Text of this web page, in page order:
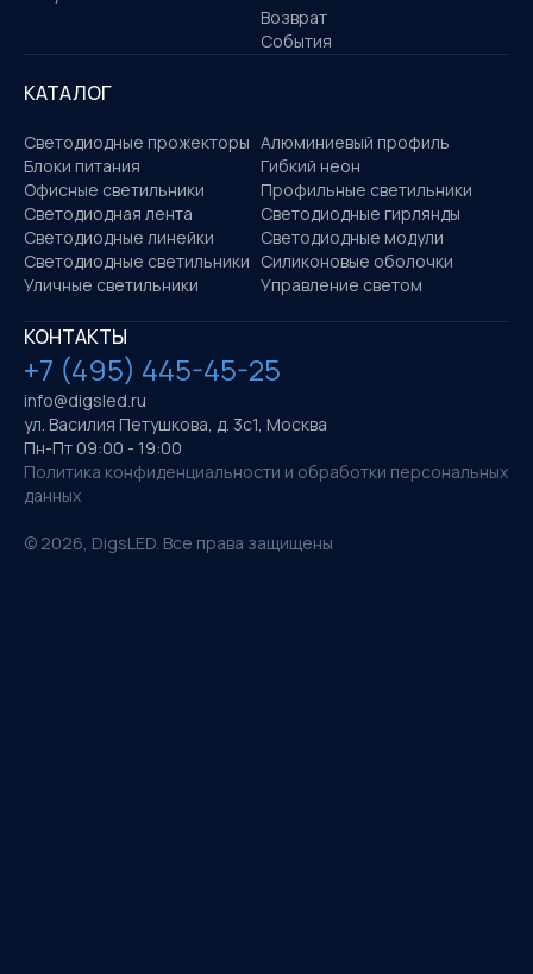
Возврат
События
КАТАЛОГ
Светодиодные прожекторы Алюминиевый профиль
Блоки питания
Гибкий неон
Офисные светильники
Профильные светильники
Светодиодная лента
Светодиодные гирлянды
Светодиодные линейки
Светодиодные модули
Светодиодные светильники Силиконовые оболочки
Уличные светильники
Управление светом
КОНТАКТЫ
+7 (495) 445-45-25
info@digsled.ru
ул. Василия Петушкова, д. 3с1, Москва
Пн-Пт 09:00 - 19:00
Политика конфиденциальности и обработки персональных
данных
© 2026, DigsLED. Все права защищены